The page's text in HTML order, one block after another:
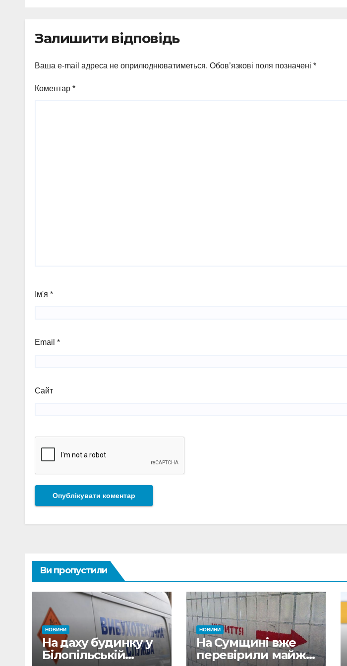
набір
Залишити відповідь
Ваша e-mail адреса не оприлюднюватиметься. Обов’язкові поля позначені *
Коментар *
Ім'я *
Email *
Сайт
Ви пропустили
НОВИНИ
На даху будинку у
Білопільській
НОВИНИ
На Сумщині вже
перевірили майже